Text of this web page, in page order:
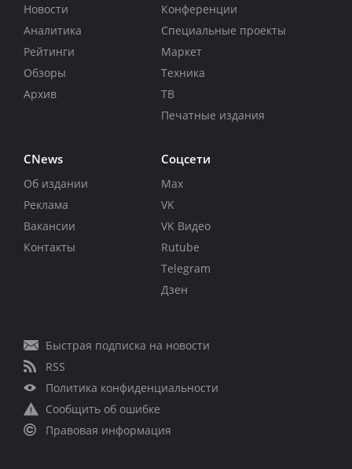
Новости
Аналитика
Рейтинги
Обзоры
Архив
Конференции
Специальные проекты
Маркет
Техника
ТВ
Печатные издания
CNews
Об издании
Реклама
Вакансии
Контакты
Соцсети
Max
VK
VK Видео
Rutube
Telegram
Дзен
Быстрая подписка на новости
RSS
Политика конфиденциальности
Сообщить об ошибке
Правовая информация